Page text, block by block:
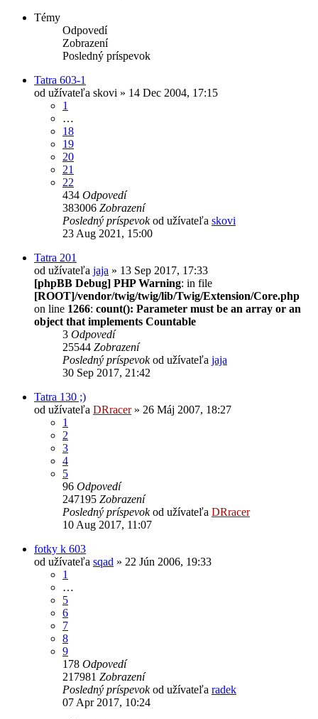
Témy
Odpovedí
Zobrazení
Posledný príspevok
Tatra 603-1
od užívateľa skovi » 14 Dec 2004, 17:15
1
…
18
19
20
21
22
434 Odpovedí
383006 Zobrazení
Posledný príspevokod užívateľa skovi
23 Aug 2021, 15:00
Tatra 201
od užívateľa jaja » 13 Sep 2017, 17:33
[phpBB Debug] PHP Warning: in file
[ROOT]/vendor/twig/twig/lib/Twig/Extension/Core.php
on line 1266: count(): Parameter must be an array or an
object that implements Countable
3 Odpovedí
25544 Zobrazení
Posledný príspevokod užívateľa jaja
30 Sep 2017, 21:42
Tatra 130 ;)
od užívateľa DRracer» 26 Máj 2007, 18:27
1
2
3
4
5
96 Odpovedí
247195 Zobrazení
Posledný príspevokod užívateľa DRracer
10 Aug 2017, 11:07
fotky k 603
od užívateľa sqad » 22 Jún 2006, 19:33
1
…
5
6
7
8
9
178 Odpovedí
217981 Zobrazení
Posledný príspevokod užívateľa radek
07 Apr 2017, 10:24